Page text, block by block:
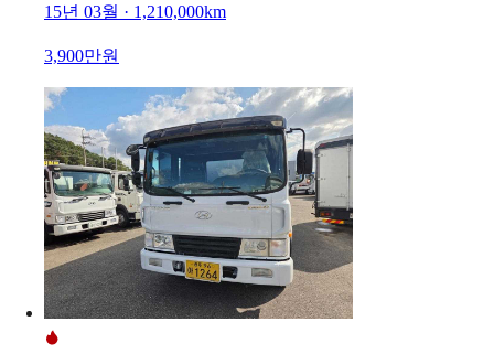
15년 03월 · 1,210,000km
3,900만원